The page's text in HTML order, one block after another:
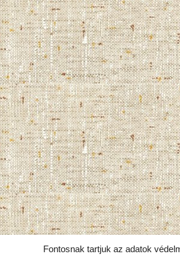
Fontosnak tartjuk az adatok